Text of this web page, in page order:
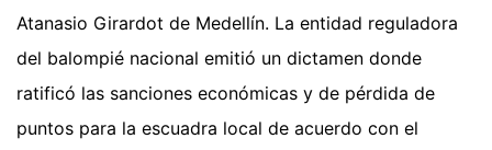
Atanasio Girardot de Medellín. La entidad reguladora
del balompié nacional emitió un dictamen donde
ratificó las sanciones económicas y de pérdida de
puntos para la escuadra local de acuerdo con el